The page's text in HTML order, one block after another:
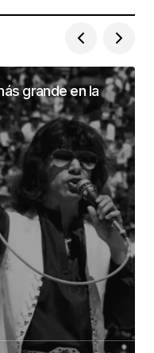
grande en la